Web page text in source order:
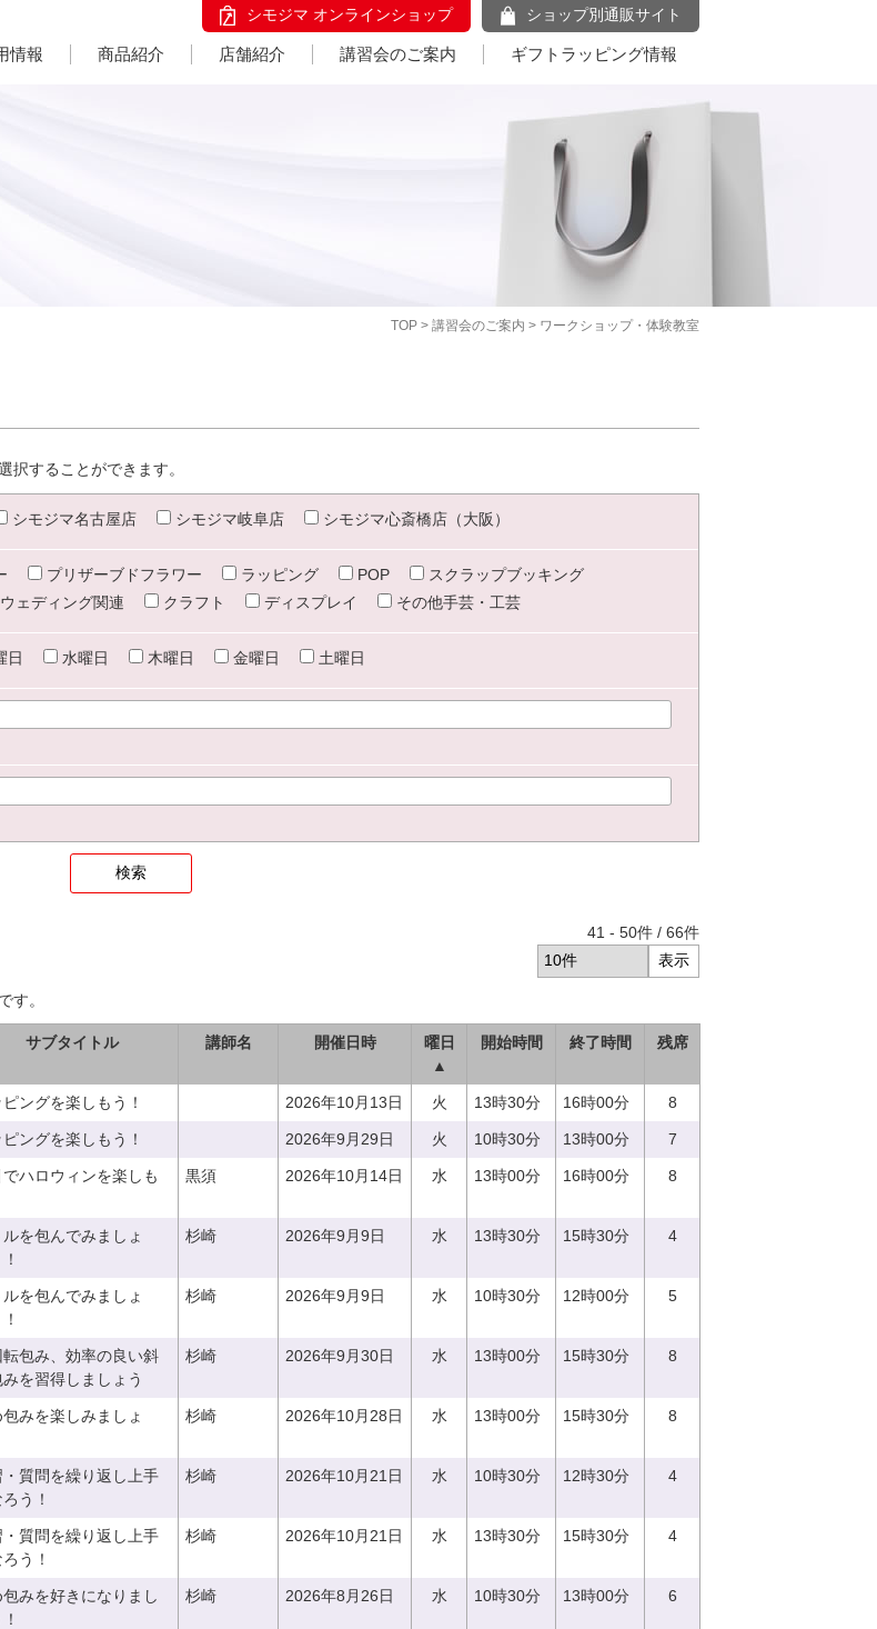
シモジマ オンラインショップ ショップ別通販サイト
情報 商品紹介 店舗紹介 講習会のご案内 ギフトラッピング情報
TOP > 講習会のご案内 > ワークショップ・体験教室
択することができます。
シモジマ名古屋店 シモジマ岐阜店 シモジマ心斎橋店（大阪）
プリザーブドフラワー ラッピング POP
スクラップブッキング
ウェディング関連 クラフト ディスプレイ その他手芸・工芸
日 水曜日 木曜日 金曜日 土曜日
41 - 50件 / 66件
す。
サブタイトル 講師名 開催日時
曜日
▲
開始時間 終了時間 残席
ングを楽しもう！ 2026年10月13日 火 13時30分 16時00分 8
ングを楽しもう！ 2026年9月29日 火 10時30分 13時00分 7
ハロウィンを楽しも
黒須 2026年10月14日 水 13時00分 16時00分 8
ルを包んでみましょ
杉崎 2026年9月9日 水 13時30分 15時30分 4
ルを包んでみましょ
杉崎 2026年9月9日 水 10時30分 12時00分 5
転包み、効率の良い斜
を習得しましょう
杉崎 2026年9月30日 水 13時00分 15時30分 8
みを楽しみましょ
杉崎 2026年10月28日 水 13時00分 15時30分 8
・質問を繰り返し上手
う！
杉崎 2026年10月21日 水 10時30分 12時30分 4
・質問を繰り返し上手
う！
杉崎 2026年10月21日 水 13時30分 15時30分 4
みを好きになりまし
杉崎 2026年8月26日 水 10時30分 13時00分 6